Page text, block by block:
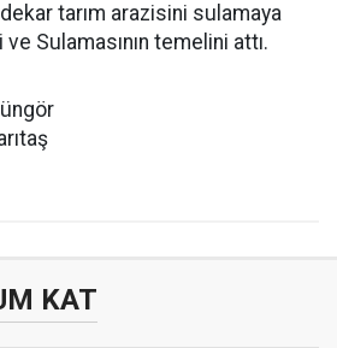
tarım arazisini sulamaya
Sulamasının temelini attı.
KAT